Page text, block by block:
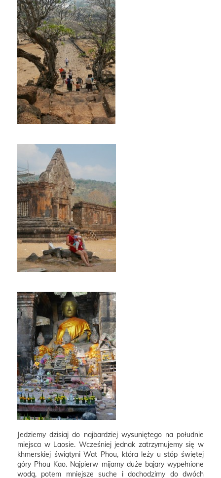
Jedziemy dzisiaj do najbardziej wysuniętego na południe
miejsca w Laosie. Wcześniej jednak zatrzymujemy się w
khmerskiej świątyni Wat Phou, która leży u stóp świętej
góry Phou Kao. Najpierw mijamy duże bajary wypełnione
wodą, potem mniejsze suche i dochodzimy do dwóch